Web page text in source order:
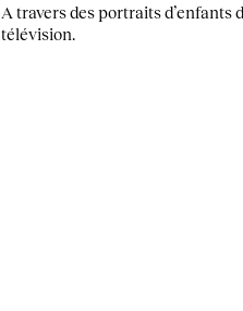
A travers des portraits
télévision.